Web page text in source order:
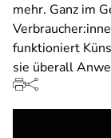
mehr. Ganz im
funktioniert
sie überall